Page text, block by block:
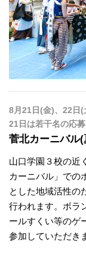
8月21日(金)、22日(
21日は若干名の応募
菅北カーニバル
山口学園３校の近
カーニバル」での
とした地域活性の
行われます。ボラ
ールすくい等のゲ
参加していただき